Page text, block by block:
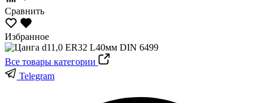
Сравнить
Избранное
Все товары категории
Telegram